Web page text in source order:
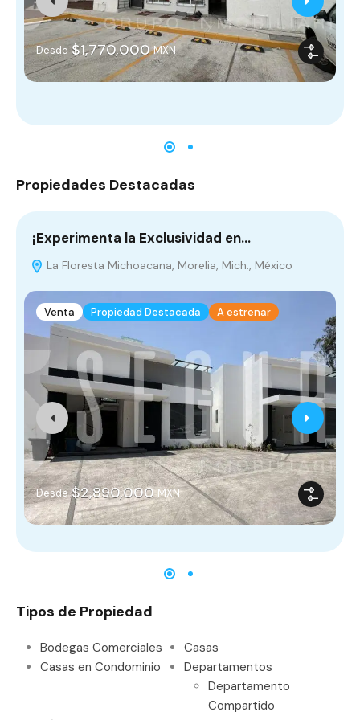
Desde $1,770,000 MXN
Propiedades Destacadas
¡Experimenta la Exclusividad en…
La Floresta Michoacana, Morelia, Mich., México
Venta Propiedad Destacada A estrenar
Desde $2,890,000 MXN
Tipos de Propiedad
Bodegas Comerciales
Casas
Casas en Condominio
Departamentos
Departamento
Compartido